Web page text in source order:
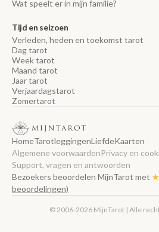
Wat speelt er in mijn familie?
Tijd en seizoen
Verleden, heden en toekomst tarot
Dag tarot
Week tarot
Maand tarot
Jaar tarot
Verjaardagstarot
Zomertarot
HomeTarotleggingenLiefdeKaarten
Algemene voorwaardenPrivacy en
Support, vragen en antwoorden
Bezoekers beoordelen MijnTarot met
beoordelingen)
© 2006-2026 MijnTarot | Alle